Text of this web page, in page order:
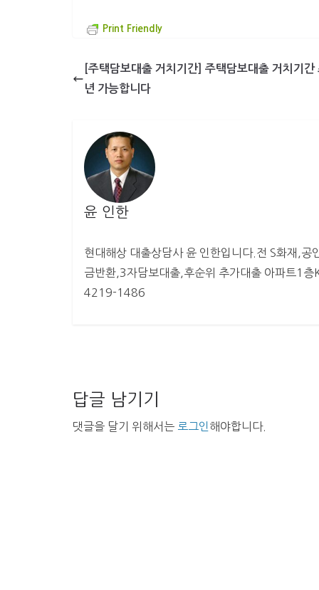
Print Friendly
[주택담보대출 거치기간] 주택담보대출 거치기간
년 가능합니다
윤 인한
현대해상 대출상담사 윤 인한입니다.전 S화재,
금반환,3자담보대출,후순위 추가대출 아파트1
4219-1486
답글 남기기
댓글을 달기 위해서는 로그인 해야합니다.